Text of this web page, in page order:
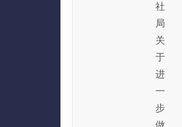
社
局
关
于
进
一
步
做